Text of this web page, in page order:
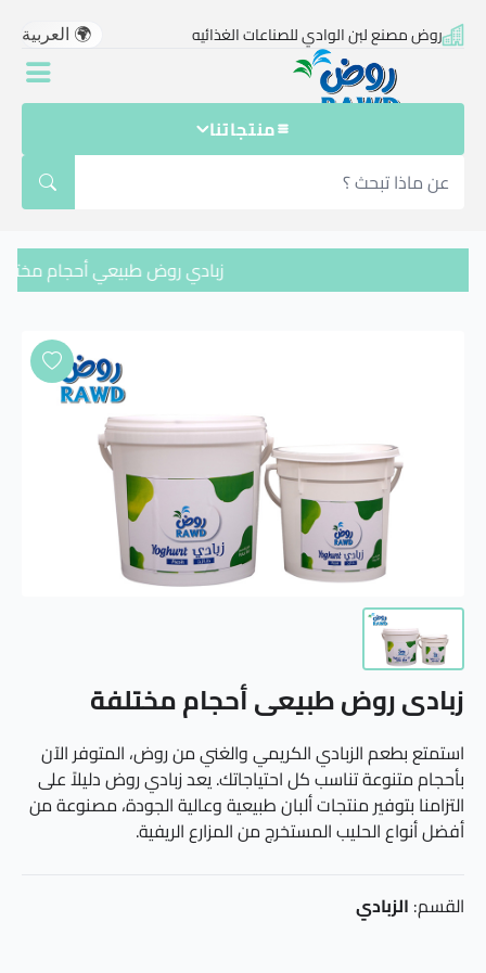
مصنع
للصناعات
طبيعي
مختلفة
روض مصنع لبن الوادي للصناعات الغذائيه
منتجاتنا
زبادي روض طبيعي أحجام
زبادي روض طبيعي أحجام مختلفة
استمتع بطعم الزبادي الكريمي والغني من روض، المتوفر الآن
بأحجام متنوعة تناسب كل احتياجاتك. يعد زبادي روض دليلاً على
التزامنا بتوفير منتجات ألبان طبيعية وعالية الجودة، مصنوعة من
أفضل أنواع الحليب المستخرج من المزارع الريفية.
القسم: الزبادي